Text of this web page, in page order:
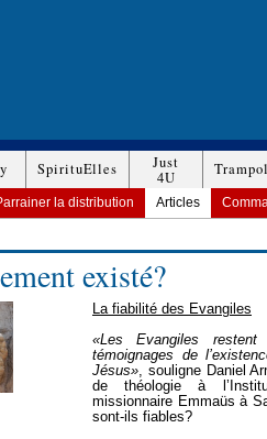
SpirituElles
Just
4U
la distribution Articles
existé?
La fiabilité des Evangiles
«Les Evangiles restent
témoignages de
Jésus», souligne Daniel
de théologie à
missionnaire Emmaüs à
sont-ils fiables?